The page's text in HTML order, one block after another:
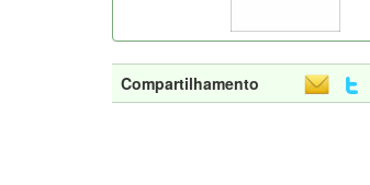
Compartilhamento